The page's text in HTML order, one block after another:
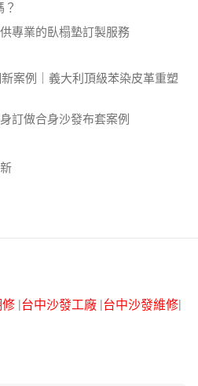
專業的臥榻墊訂製服務
案例｜義大利頂級苯染皮革重塑
訂做合身沙發布套案例
|台中沙發工廠 |台中沙發維修|